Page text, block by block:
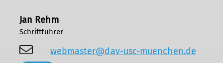
Jan Rehm
Schriftführer
webmaster@dav-usc-muenchen.de